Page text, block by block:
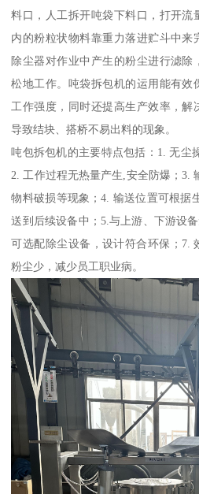
料口，人工拆开吨袋下料口，打开流
内的粉粒状物料靠重力落进贮斗中来
除尘器对作业中产生的粉尘进行滤除
松地工作。吨袋拆包机的运用能有效
工作强度，同时还提高生产效率，解
导致结块、搭桥不易出料的现象。
吨包拆包机的主要特点包括：1. 无尘
2. 工作过程无热量产生,安全防爆；3.
物料破损等现象；4. 输送位置可根据
送到后续设备中；5.与上游、下游设
可选配除尘设备，设计符合环保；7.
粉尘少，减少员工职业病。